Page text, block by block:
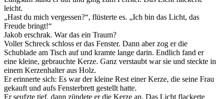
leicht.
„Hast du mich vergessen?“, flüsterte es. „Ich bin das Licht, das
Freude bringt!“
Jakob erschrak. War das ein Traum?
Voller Schreck schloss er das Fenster. Dann aber zog er die
Schublade am Tisch auf und kramte lange darin. Endlich fand er
eine kleine, gebrauchte Kerze. Ganz verstaubt war sie und steckte in
einem Kerzenhalter aus Holz.
Er erinnerte sich: Es war der kleine Rest einer Kerze, die seine Frau
gekauft und aufs Fensterbrett gestellt hatte.
Er seufzte tief, dann zündete er die Kerze an. Das Licht flackerte